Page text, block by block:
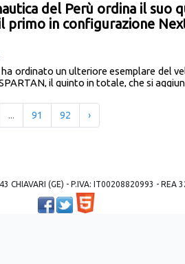
del Perù ordina il suo
primo in configurazione
ordinato un ulteriore esemplare del
il quinto in totale, che si
... 91 92 ›
(GE) - P.IVA: IT00208820993 - REA